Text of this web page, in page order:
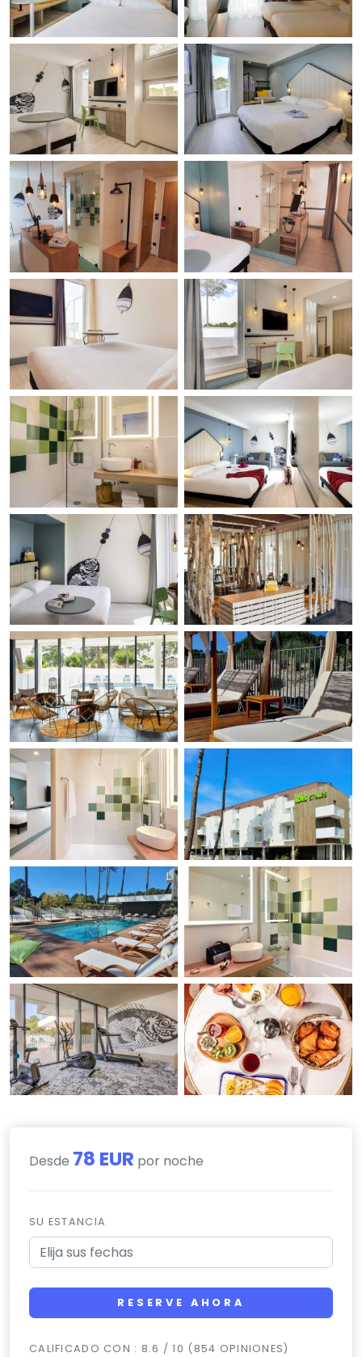
Desde 78 EUR por noche
SU ESTANCIA
RESERVE AHORA
CALIFICADO CON : 8.6 / 10 (854 OPINIONES)